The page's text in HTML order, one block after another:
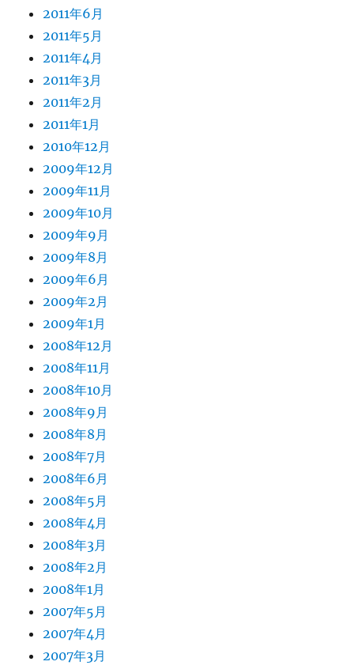
2011年6月
2011年5月
2011年4月
2011年3月
2011年2月
2011年1月
2010年12月
2009年12月
2009年11月
2009年10月
2009年9月
2009年8月
2009年6月
2009年2月
2009年1月
2008年12月
2008年11月
2008年10月
2008年9月
2008年8月
2008年7月
2008年6月
2008年5月
2008年4月
2008年3月
2008年2月
2008年1月
2007年5月
2007年4月
2007年3月